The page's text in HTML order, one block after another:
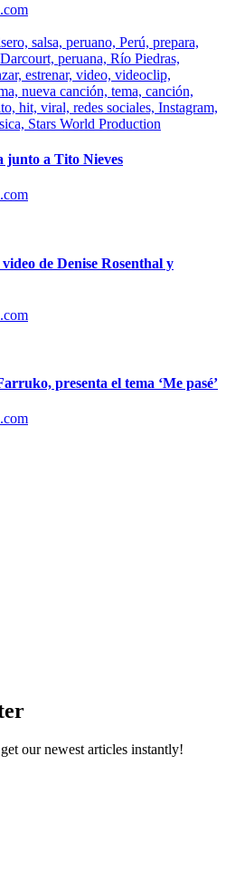
junto a Tito Nieves
video de Denise Rosenthal y
presenta el tema ‘Me pasé’
our newest articles instantly!